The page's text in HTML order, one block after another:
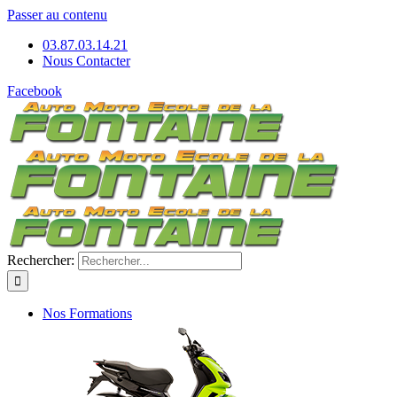
Passer au contenu
03.87.03.14.21
Nous Contacter
Facebook
Rechercher:
Nos Formations